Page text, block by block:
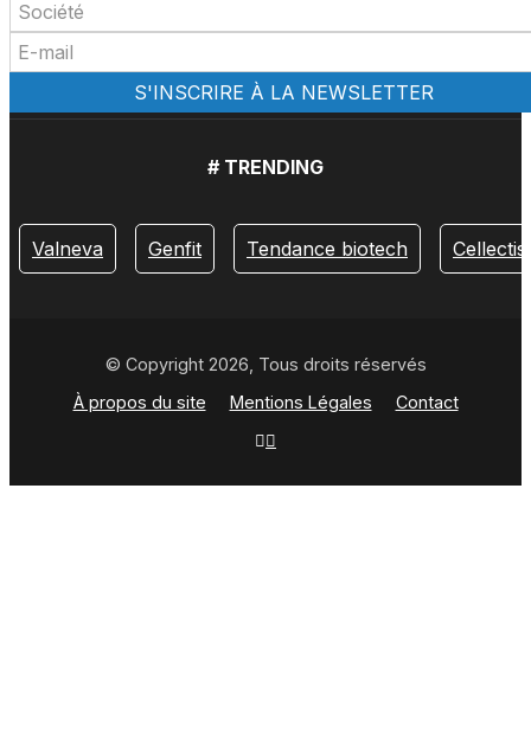
# TRENDING
Valneva Genfit Tendance biotech Cellectis
© Copyright 2026, Tous droits réservés
À propos du site
Mentions Légales Contact